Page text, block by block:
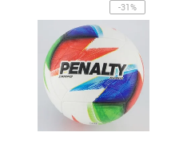
-31%